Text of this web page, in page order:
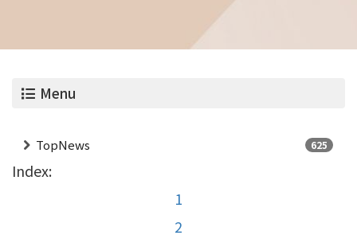
Menu
TopNews 625
Index:
1
2